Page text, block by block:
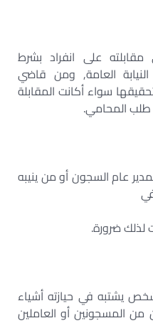
على انفراد بشرط
العامة, ومن قاضي
سواء أكانت المقابلة
المحامي.
عام السجون أو من ينيبه
لذلك ضرورة.
يشتبه في حيازته أشياء
المسجونين أو العاملين